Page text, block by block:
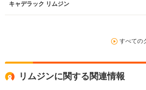
キャデラック リムジン
すべての
リムジンに関する関連情報